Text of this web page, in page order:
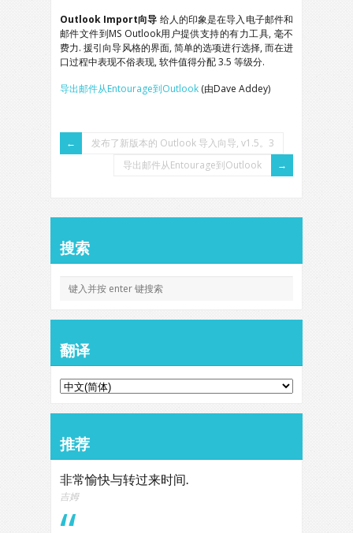
Outlook Import向导 给人的印象是在导入电子邮件和
邮件文件到MS Outlook用户提供支持的有力工具, 毫不
费力. 援引向导风格的界面, 简单的选项进行选择, 而在进
口过程中表现不俗表现, 软件值得分配 3.5 等级分.
导出邮件从Entourage到Outlook (由Dave Addey)
发布了新版本的 Outlook 导入向导, v1.5。3
导出邮件从Entourage到Outlook
搜索
翻译
推荐
非常愉快与转过来时间.
吉姆